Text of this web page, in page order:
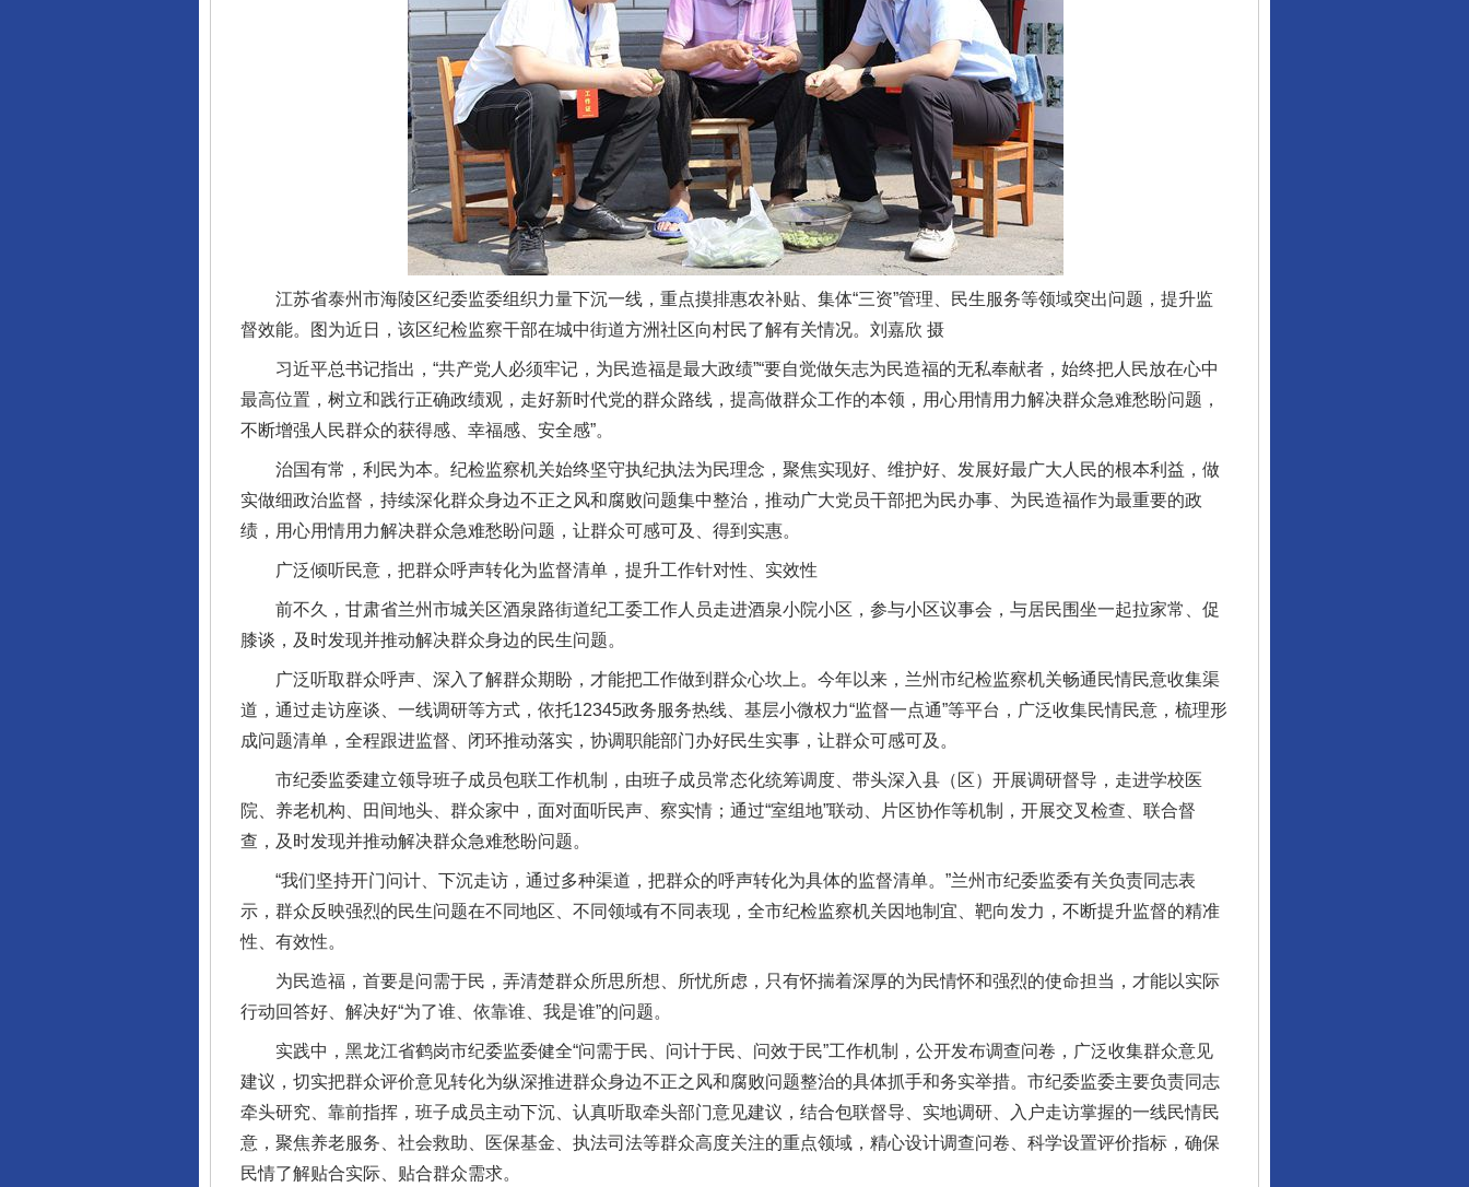
江苏省泰州市海陵区纪委监委组织力量下沉一线，重点摸排惠农补贴、集体“三资”管理、民生服务等领域突出问题，提升监
督效能。图为近日，该区纪检监察干部在城中街道方洲社区向村民了解有关情况。刘嘉欣 摄
习近平总书记指出，“共产党人必须牢记，为民造福是最大政绩”“要自觉做矢志为民造福的无私奉献者，始终把人民放在心中
最高位置，树立和践行正确政绩观，走好新时代党的群众路线，提高做群众工作的本领，用心用情用力解决群众急难愁盼问题，
不断增强人民群众的获得感、幸福感、安全感”。
治国有常，利民为本。纪检监察机关始终坚守执纪执法为民理念，聚焦实现好、维护好、发展好最广大人民的根本利益，做
实做细政治监督，持续深化群众身边不正之风和腐败问题集中整治，推动广大党员干部把为民办事、为民造福作为最重要的政
绩，用心用情用力解决群众急难愁盼问题，让群众可感可及、得到实惠。
广泛倾听民意，把群众呼声转化为监督清单，提升工作针对性、实效性
前不久，甘肃省兰州市城关区酒泉路街道纪工委工作人员走进酒泉小院小区，参与小区议事会，与居民围坐一起拉家常、促
膝谈，及时发现并推动解决群众身边的民生问题。
广泛听取群众呼声、深入了解群众期盼，才能把工作做到群众心坎上。今年以来，兰州市纪检监察机关畅通民情民意收集渠
道，通过走访座谈、一线调研等方式，依托12345政务服务热线、基层小微权力“监督一点通”等平台，广泛收集民情民意，梳理形
成问题清单，全程跟进监督、闭环推动落实，协调职能部门办好民生实事，让群众可感可及。
市纪委监委建立领导班子成员包联工作机制，由班子成员常态化统筹调度、带头深入县（区）开展调研督导，走进学校医
院、养老机构、田间地头、群众家中，面对面听民声、察实情；通过“室组地”联动、片区协作等机制，开展交叉检查、联合督
查，及时发现并推动解决群众急难愁盼问题。
“我们坚持开门问计、下沉走访，通过多种渠道，把群众的呼声转化为具体的监督清单。”兰州市纪委监委有关负责同志表
示，群众反映强烈的民生问题在不同地区、不同领域有不同表现，全市纪检监察机关因地制宜、靶向发力，不断提升监督的精准
性、有效性。
为民造福，首要是问需于民，弄清楚群众所思所想、所忧所虑，只有怀揣着深厚的为民情怀和强烈的使命担当，才能以实际
行动回答好、解决好“为了谁、依靠谁、我是谁”的问题。
实践中，黑龙江省鹤岗市纪委监委健全“问需于民、问计于民、问效于民”工作机制，公开发布调查问卷，广泛收集群众意见
建议，切实把群众评价意见转化为纵深推进群众身边不正之风和腐败问题整治的具体抓手和务实举措。市纪委监委主要负责同志
牵头研究、靠前指挥，班子成员主动下沉、认真听取牵头部门意见建议，结合包联督导、实地调研、入户走访掌握的一线民情民
意，聚焦养老服务、社会救助、医保基金、执法司法等群众高度关注的重点领域，精心设计调查问卷、科学设置评价指标，确保
民情了解贴合实际、贴合群众需求。